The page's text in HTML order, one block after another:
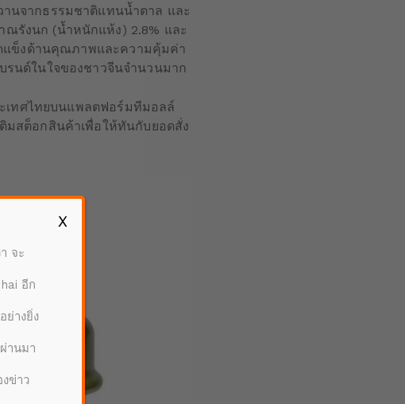
นจากธรรมชาติแทนน้ำตาล และ
ณรังนก (น้ำหนักแห้ง) 2.8% และ
แข็งด้านคุณภาพและความคุ้มค่า
รนด์ในใจของชาวจีนจำนวนมาก
เทศไทยบนแพลตฟอร์มทีมอลล์
มสต็อกสินค้าเพื่อให้ทันกับยอดสั่ง
จะ
อีก
ย่างยิ่ง
านมา
ข่าว
X